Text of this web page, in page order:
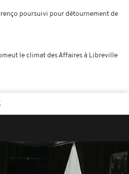
poursuivi pour détournement de
le climat des Affaires à Libreville